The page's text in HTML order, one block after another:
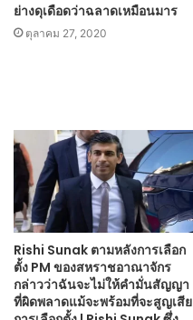
ย่างดุเดือดว่าฉลาดเหมือนมาร
ตุลาคม 27, 2020
Rishi Sunak ตามหลังการเลือก
ตั้ง PM ของสหราชอาณาจักร
กล่าวว่าฉันจะไม่ให้คำมั่นสัญญา
ที่ผิดพลาดแม้จะพร้อมที่จะสูญเสีย